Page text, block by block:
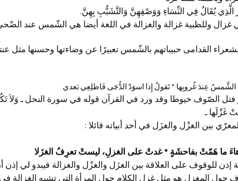
الَّذِي يُقَالُ فِي النِّسَاءِ وَوَصْفِهِنَّ وَالتَّشَبُّبِ بِهِنَّ.
غزال وللظبية غزالة والغزالة في اللغة أيضا هي الشّمس عند
الشَّمسُ عِندَ غُروبِها * تَقولُ إِذا اسوَدّ الدُّجَى فَاطلِعِي بَعدي
غَزْلَها ـ
بين الغزْل والغزَل في أحد أبياته قائلا :
ما هَمّتْ بفاحشَةٍ * غدتْ على الغزلِ، ليستْ تعرِفُ الغزَلا